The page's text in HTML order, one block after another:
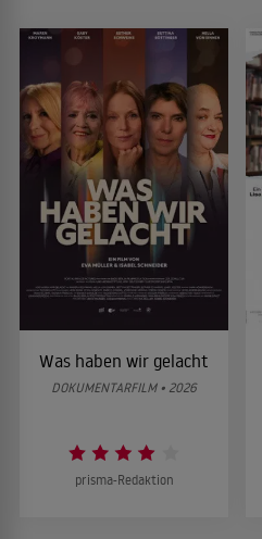
Was haben wir gelacht
DOKUMENTARFILM • 2026
prisma-Redaktion